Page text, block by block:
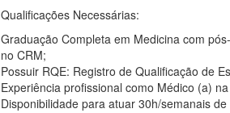
Qualificações Necessárias:
Graduação Completa em Medicina com
no CRM;
Possuir RQE: Registro de Qualificação de
Experiência profissional como Médico (a)
Disponibilidade para atuar 30h/semanais